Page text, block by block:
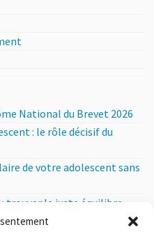
National du Brevet 2026
: le rôle décisif du
de votre adolescent sans
trouver le juste équilibre
et esprit critique